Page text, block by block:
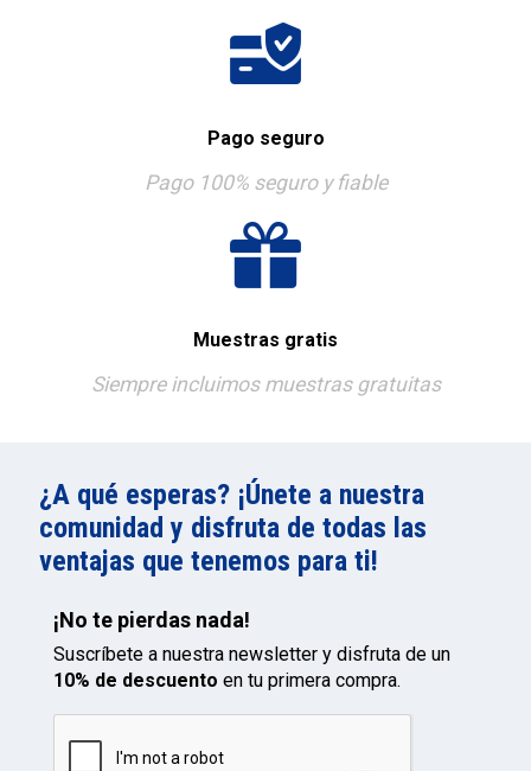
Pago seguro
Pago 100% seguro y fiable
Muestras gratis
Siempre incluimos muestras gratuitas
¿A qué esperas? ¡Únete a nuestra
comunidad y disfruta de todas las
ventajas que tenemos para ti!
¡No te pierdas nada!
Suscríbete a nuestra newsletter y disfruta de un
10% de descuento en tu primera compra.